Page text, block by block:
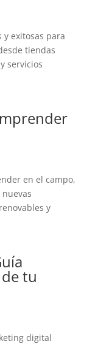
y exitosas para
tiendas
servicios
en el campo,
y
tu
digital